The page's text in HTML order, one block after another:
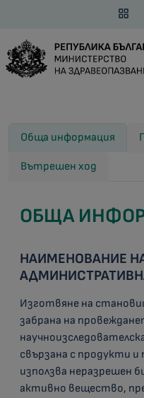
Обща информация
Вътрешен ход
ОБЩА
НАИМЕНОВАНИЕ
Изготвяне на
забрана на
свързана с продукти
използва неразрешен
активно вещество,